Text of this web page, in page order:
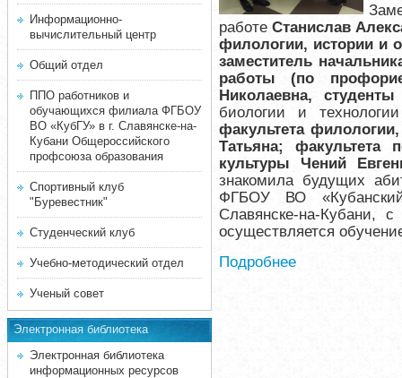
Информационно-
вычислительный центр
Общий отдел
ППО работников и
обучающихся филиала ФГБОУ
ВО «КубГУ» в г. Славянске-на-
Кубани Общероссийского
профсоюза образования
Спортивный клуб
"Буревестник"
Студенческий клуб
Учебно-методический отдел
Ученый совет
Электронная библиотека
Электронная библиотека
информационных ресурсов
работеСтанислав
филологии, истории и
заместитель
работы (по
Николаевна,
биологии и
факультета
Татьяна; факультета
культуры Чений
знакомила будущих
ФГБОУ ВО «Кубанский
Славянске-на-Кубани,
осуществляется
Подробнее